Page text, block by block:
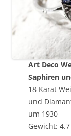
Art Deco
Saphiren
18 Karat
und
um 1930
Gewicht: